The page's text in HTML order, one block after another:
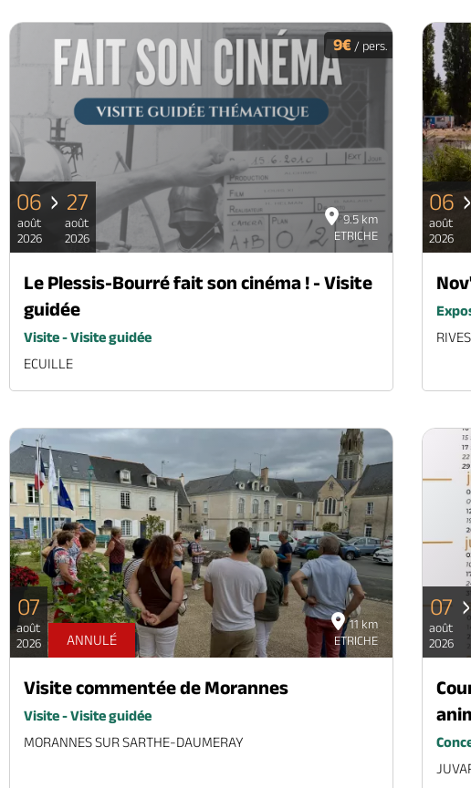
9.5 km
ETRICHE
9€/ pers.
06
août
2026
27
août
2026
Le Plessis-Bourré fait son cinéma ! - Visite
guidée
Visite - Visite guidée
ECUILLE
06
août
2026
11 km
ETRICHE
07
août
2026
ANNULÉ
Visite commentée de Morannes
Visite - Visite guidée
MORANNES SUR SARTHE-DAUMERAY
07
août
2026